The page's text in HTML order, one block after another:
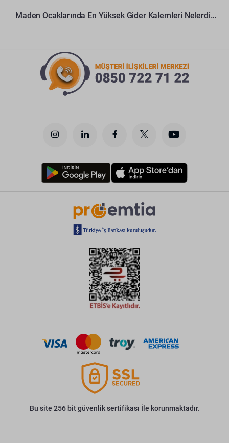
Maden Ocaklarında En Yüksek Gider Kalemleri Nelerdir?
Bu site 256 bit güvenlik sertifikası İle korunmaktadır.